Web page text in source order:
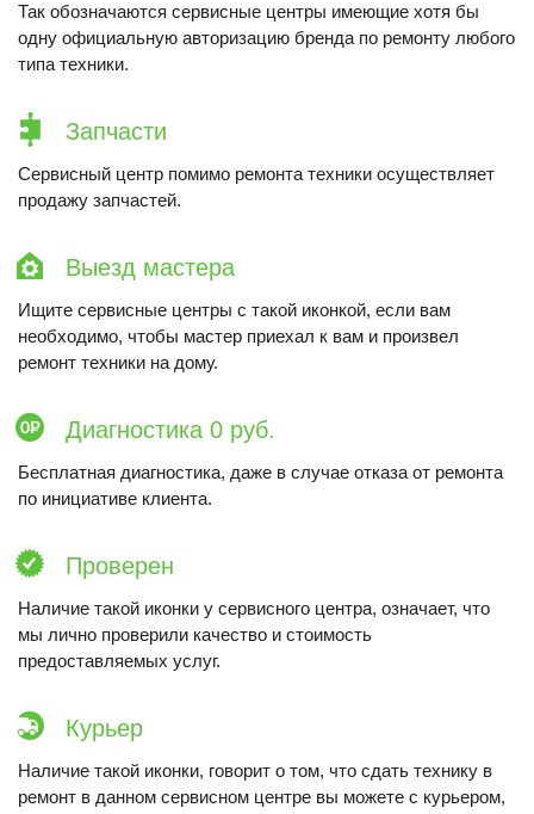
Так обозначаются сервисные центры имеющие хотя бы
одну официальную авторизацию бренда по ремонту любого
типа техники.
Запчасти
Сервисный центр помимо ремонта техники осуществляет
продажу запчастей.
Выезд мастера
Ищите сервисные центры с такой иконкой, если вам
необходимо, чтобы мастер приехал к вам и произвел
ремонт техники на дому.
Диагностика 0 руб.
Бесплатная диагностика, даже в случае отказа от ремонта
по инициативе клиента.
Проверен
Наличие такой иконки у сервисного центра, означает, что
мы лично проверили качество и стоимость
предоставляемых услуг.
Курьер
Наличие такой иконки, говорит о том, что сдать технику в
ремонт в данном сервисном центре вы можете с курьером,